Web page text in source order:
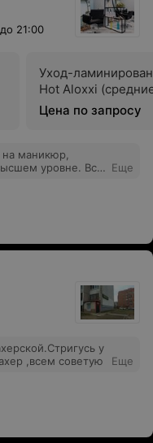
до 21:00
Уход-
Hot Aloxxi
Цена по запросу
маникюр,
уровне. Все
Еще
у
,всем советую
Еще